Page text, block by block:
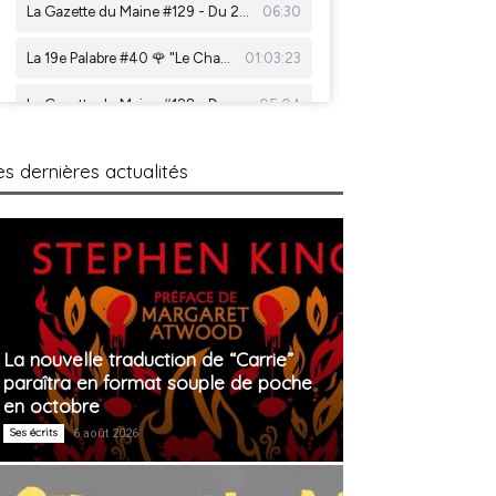
dernières actualités
La nouvelle traduction de “Carrie”
paraîtra en format souple de poche
en octobre
Ses écrits 6 août 2026